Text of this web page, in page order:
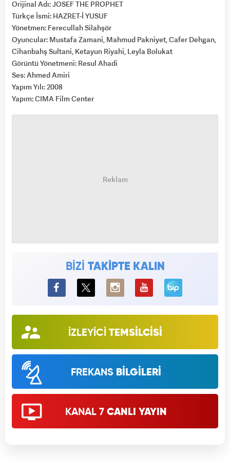
Orijinal Adı: JOSEF THE PROPHET
Türkçe İsmi: HAZRET-İ YUSUF
Yönetmen: Ferecullah Silahşör
Oyuncular: Mustafa Zamani, Mahmud Pakniyet, Cafer Dehgan,
Cihanbahş Sultani, Ketayun Riyahi, Leyla Bolukat
Görüntü Yönetmeni: Resul Ahadi
Ses: Ahmed Amiri
Yapım Yılı: 2008
Yapım: CIMA Film Center
BİZİ TAKİPTE KALIN
BiP
İZLEYİCİ TEMSİLCİSİ
FREKANS BİLGİLERİ
KANAL 7 CANLI YAYIN